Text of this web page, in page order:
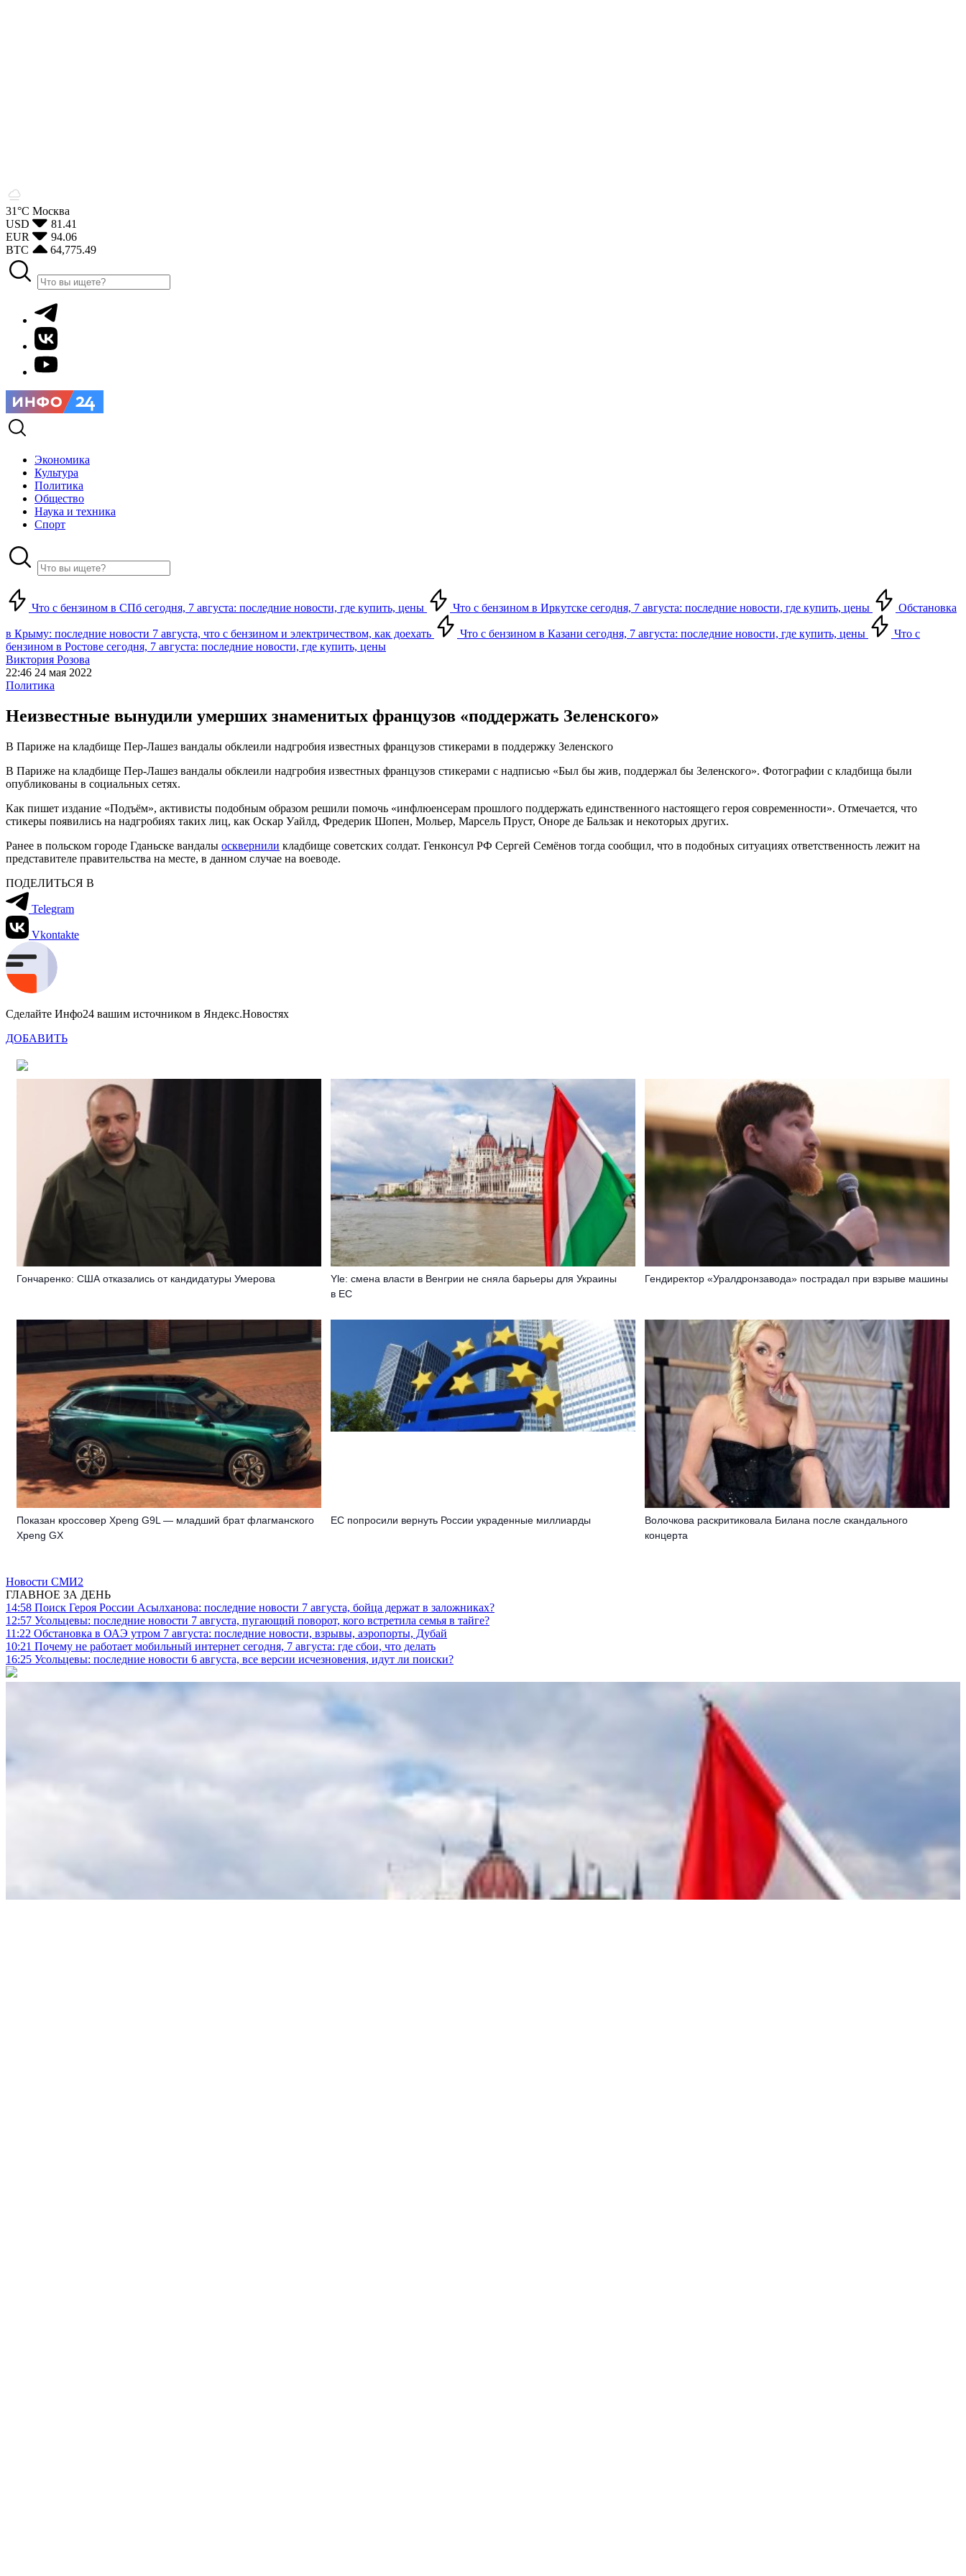
31°С Москва
USD
81.41
EUR
94.06
BTC
64,775.49
Экономика
Культура
Политика
Общество
Наука и техника
Спорт
Что с бензином в СПб сегодня, 7 августа: последние новости, где купить, цены Что с бензином в Иркутске сегодня, 7 августа: последние новости, где купить, цены Обстановка
в Крыму: последние новости 7 августа, что с бензином и электричеством, как доехать Что с бензином в Казани сегодня, 7 августа: последние новости, где купить, цены
Что с
бензином в Ростове сегодня, 7 августа: последние новости, где купить, цены
Виктория Розова
22:46 24 мая 2022
Политика
Неизвестные вынудили умерших знаменитых французов «поддержать Зеленского»
В Париже на кладбище Пер-Лашез вандалы обклеили надгробия известных французов стикерами в поддержку Зеленского
В Париже на кладбище Пер-Лашез вандалы обклеили надгробия известных французов стикерами с надписью «Был бы жив, поддержал бы Зеленского». Фотографии с кладбища были
опубликованы в социальных сетях.
Как пишет издание «Подъём», активисты подобным образом решили помочь «инфлюенсерам прошлого поддержать единственного настоящего героя современности». Отмечается, что
стикеры появились на надгробиях таких лиц, как Оскар Уайлд, Фредерик Шопен, Мольер, Марсель Пруст, Оноре де Бальзак и некоторых других.
Ранее в польском городе Гданьске вандалы осквернили кладбище советских солдат. Генконсул РФ Сергей Семёнов тогда сообщил, что в подобных ситуациях ответственность лежит на
представителе правительства на месте, в данном случае на воеводе.
ПОДЕЛИТЬСЯ В
Telegram
Vkontakte
Сделайте Инфо24 вашим источником в Яндекс.Новостях
ДОБАВИТЬ
Гончаренко: США отказались от кандидатуры Умерова
Yle: смена власти в Венгрии не сняла барьеры для Украины
в ЕС
Гендиректор «Уралдронзавода» пострадал при взрыве машины
Показан кроссовер Xpeng G9L — младший брат флагманского
Xpeng GX
ЕС попросили вернуть России украденные миллиарды
Волочкова раскритиковала Билана после скандального
концерта
Новости СМИ2
ГЛАВНОЕ ЗА ДЕНЬ
14:58 Поиск Героя России Асылханова: последние новости 7 августа, бойца держат в заложниках?
12:57 Усольцевы: последние новости 7 августа, пугающий поворот, кого встретила семья в тайге?
11:22 Обстановка в ОАЭ утром 7 августа: последние новости, взрывы, аэропорты, Дубай
10:21 Почему не работает мобильный интернет сегодня, 7 августа: где сбои, что делать
16:25 Усольцевы: последние новости 6 августа, все версии исчезновения, идут ли поиски?